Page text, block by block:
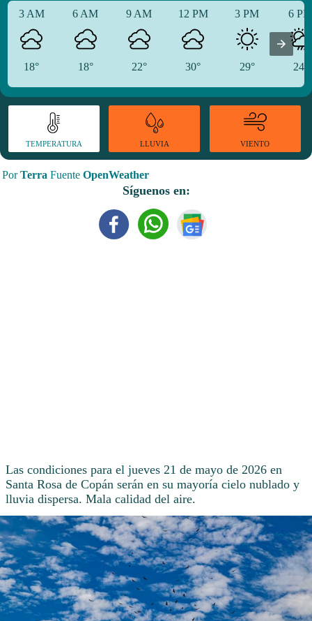
3 AM
18°
6 AM
18°
9 AM
22°
12 PM
30°
3 PM
29°
6
24°
TEMPERATURA LLUVIA VIENTO
PorTerra Fuente OpenWeather
Síguenos en:
Las condiciones para el jueves 21 de mayo de 2026 en
Santa Rosa de Copán serán en su mayoría cielo nublado y
lluvia dispersa. Mala calidad del aire.